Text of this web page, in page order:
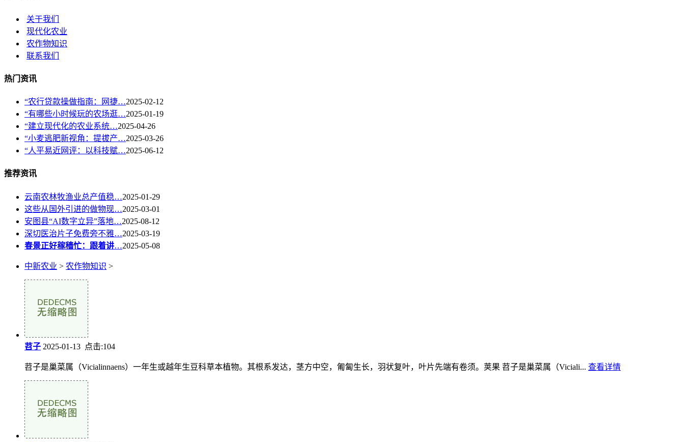
关于我们
现代化农业
农作物知识
联系我们
热门资讯
“农行贷款操做指南：网捷…2025-02-12
“有哪些小时候玩的农场逛…2025-01-19
“建立现代化的农业系统…2025-04-26
“小麦逃肥新视角：提拔产…2025-03-26
“人平易近网评：以科技赋…2025-06-12
推荐资讯
云南农林牧渔业总产值稳…2025-01-29
这些从国外引进的做物现…2025-03-01
安图县“AI数字立异”落地…2025-08-12
深切医治片子免费旁不雅…2025-03-19
春景正好稼穑忙：跟着讲…2025-05-08
中新农业 > 农作物知识 >
苕子 2025-01-13 点击:104
苕子是巢菜属（Vicialinnaens）一年生或越年生豆科草本植物。其根系发达，茎方中空，匍匐生长，羽状复叶，叶片先端有卷须。荚果 苕子是巢菜属（Viciali... 查看详情